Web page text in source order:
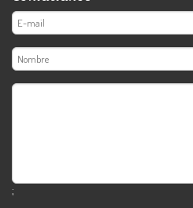
;